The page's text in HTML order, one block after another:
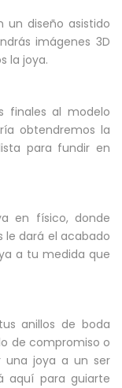
un diseño asistido
imágenes 3D
la joya.
finales al modelo
obtendremos la
para fundir en
en físico, donde
le dará el acabado
a tu medida que
anillos de boda
de compromiso o
una joya a un ser
aquí para guiarte